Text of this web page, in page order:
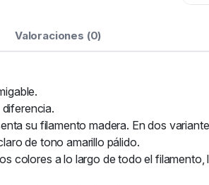
Valoraciones (0)
su filamento madera. En dos
de tono amarillo pálido.
colores a lo largo de todo el